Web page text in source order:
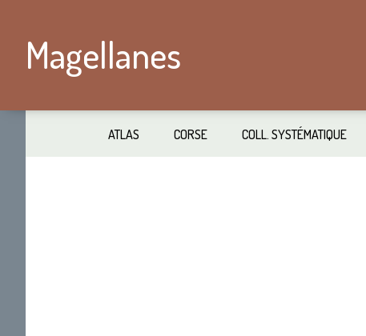
contenu
principal
secondary
navigation
Magellanes
ATLAS CORSE COLL. SYSTÉMATIQUE